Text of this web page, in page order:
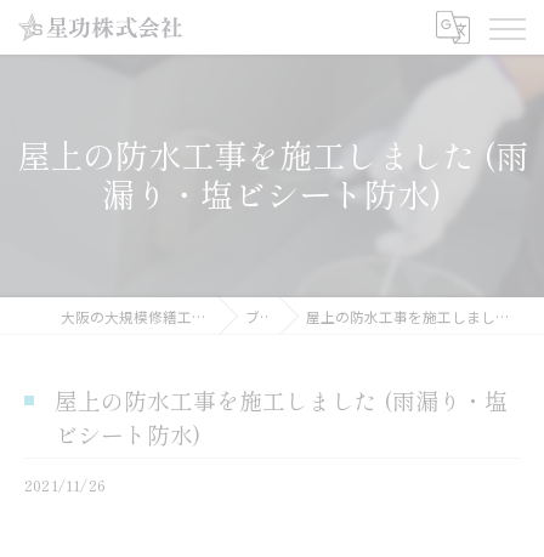
屋上の防水工事を施工しました (雨
漏り・塩ビシート防水)
大阪の大規模修繕工事なら星功株式会社 ブログ 屋上の防水工事を施工しました (雨漏り・塩ビシート防水)
屋上の防水工事を施工しました (雨漏り・塩
ビシート防水)
2021/11/26